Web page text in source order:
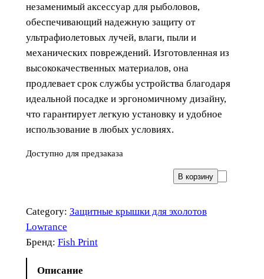
незаменимый аксессуар для рыболовов,
обеспечивающий надежную защиту от
ультрафиолетовых лучей, влаги, пыли и
механических повреждений. Изготовленная из
высококачественных материалов, она
продлевает срок службы устройства благодаря
идеальной посадке и эргономичному дизайну,
что гарантирует легкую установку и удобное
использование в любых условиях.
Доступно для предзаказа
КВ корзину
Category: Защитные крышки для эхолотов
Lowrance
Бренд: Fish Print
Описание